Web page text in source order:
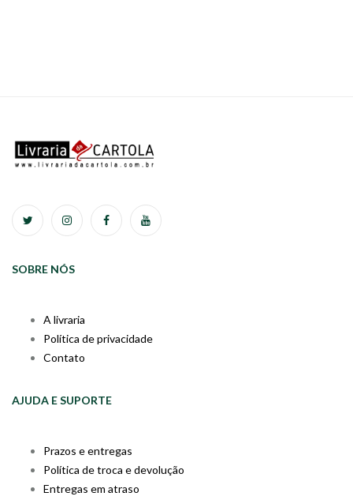
SOBRE NÓS
A livraria
Política de privacidade
Contato
AJUDA E SUPORTE
Prazos e entregas
Política de troca e devolução
Entregas em atraso